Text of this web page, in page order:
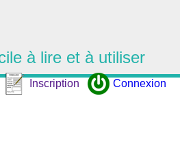
à lire et à utiliser
Inscription Connexion